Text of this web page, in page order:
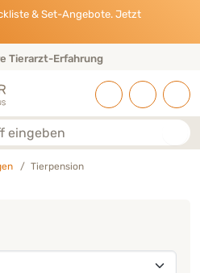
& Set-Angebote. Jetzt
Tierarzt-Erfahrung
Tierpension